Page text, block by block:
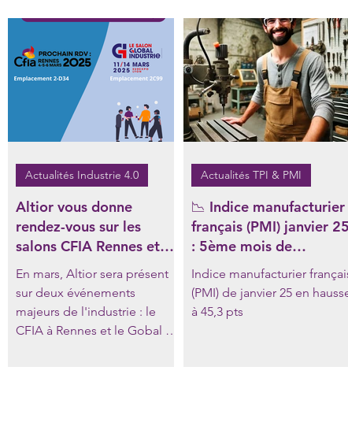
Altior vous donne
rendez-vous sur les
salons CFIA Rennes et
Global Industrie Lyon en
mars ! 🚀
En mars, Altior sera présent
sur deux événements
majeurs de l'industrie : le
CFIA à Rennes et le Gobal à
Actualités Industrie 4.0
📉 Indice manufacturier
français (PMI) janvier 25
: 5ème mois de
contraction, mais des
signes d'amélioration
avec une hausse de 3,4
point par rapport à
Indice manufacturier français
(PMI) de janvier 25 en hausse
à 45,3 pts
Actualités TPI & PMI